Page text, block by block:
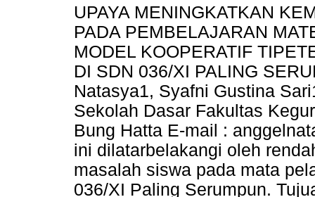
UPAYA MENINGKATKAN
PADA PEMBELAJARAN
MODEL KOOPERATIF
DI SDN 036/XI PALING
Natasya1, Syafni Gustina
Sekolah Dasar Fakultas
Bung Hatta E-mail :
ini dilatarbelakangi oleh
masalah siswa pada mata
036/XI Paling Serumpun.